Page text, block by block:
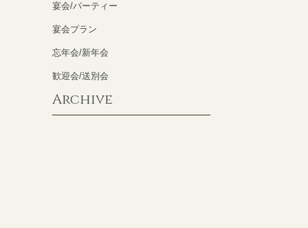
宴会/パーティー
宴会プラン
忘年会/新年会
歓迎会/送別会
Archive